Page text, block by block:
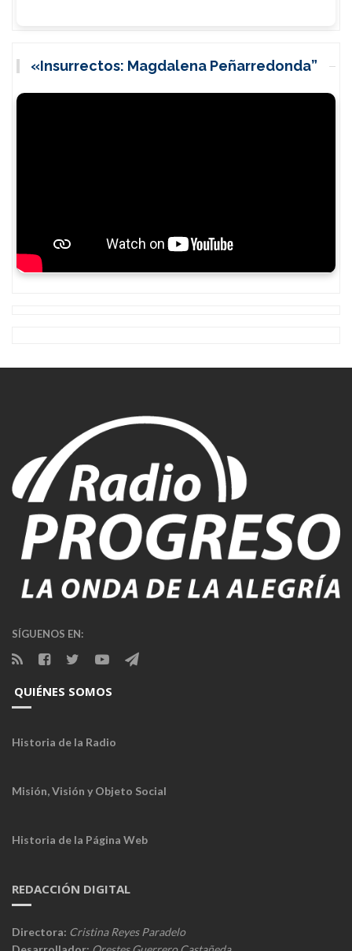
«Insurrectos: Magdalena Peñarredonda”
SÍGUENOS EN:
QUIÉNES SOMOS
Historia de la Radio
Misión, Visión y Objeto Social
Historia de la Página Web
REDACCIÓN DIGITAL
Directora: Cristina Reyes Paradelo